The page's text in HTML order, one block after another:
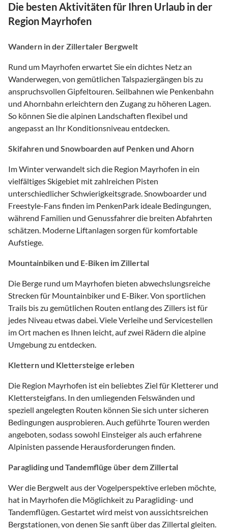
Die besten Aktivitäten für Ihren Urlaub in der
Region Mayrhofen
Wandern in der Zillertaler Bergwelt
Rund um Mayrhofen erwartet Sie ein dichtes Netz an
Wanderwegen, von gemütlichen Talspaziergängen bis zu
anspruchsvollen Gipfeltouren. Seilbahnen wie Penkenbahn
und Ahornbahn erleichtern den Zugang zu höheren Lagen.
So können Sie die alpinen Landschaften flexibel und
angepasst an Ihr Konditionsniveau entdecken.
Skifahren und Snowboarden auf Penken und Ahorn
Im Winter verwandelt sich die Region Mayrhofen in ein
vielfältiges Skigebiet mit zahlreichen Pisten
unterschiedlicher Schwierigkeitsgrade. Snowboarder und
Freestyle-Fans finden im PenkenPark ideale Bedingungen,
während Familien und Genussfahrer die breiten Abfahrten
schätzen. Moderne Liftanlagen sorgen für komfortable
Aufstiege.
Mountainbiken und E-Biken im Zillertal
Die Berge rund um Mayrhofen bieten abwechslungsreiche
Strecken für Mountainbiker und E-Biker. Von sportlichen
Trails bis zu gemütlichen Routen entlang des Zillers ist für
jedes Niveau etwas dabei. Viele Verleihe und Servicestellen
im Ort machen es Ihnen leicht, auf zwei Rädern die alpine
Umgebung zu entdecken.
Klettern und Klettersteige erleben
Die Region Mayrhofen ist ein beliebtes Ziel für Kletterer und
Klettersteigfans. In den umliegenden Felswänden und
speziell angelegten Routen können Sie sich unter sicheren
Bedingungen ausprobieren. Auch geführte Touren werden
angeboten, sodass sowohl Einsteiger als auch erfahrene
Alpinisten passende Herausforderungen finden.
Paragliding und Tandemflüge über dem Zillertal
Wer die Bergwelt aus der Vogelperspektive erleben möchte,
hat in Mayrhofen die Möglichkeit zu Paragliding- und
Tandemflügen. Gestartet wird meist von aussichtsreichen
Bergstationen, von denen Sie sanft über das Zillertal gleiten.